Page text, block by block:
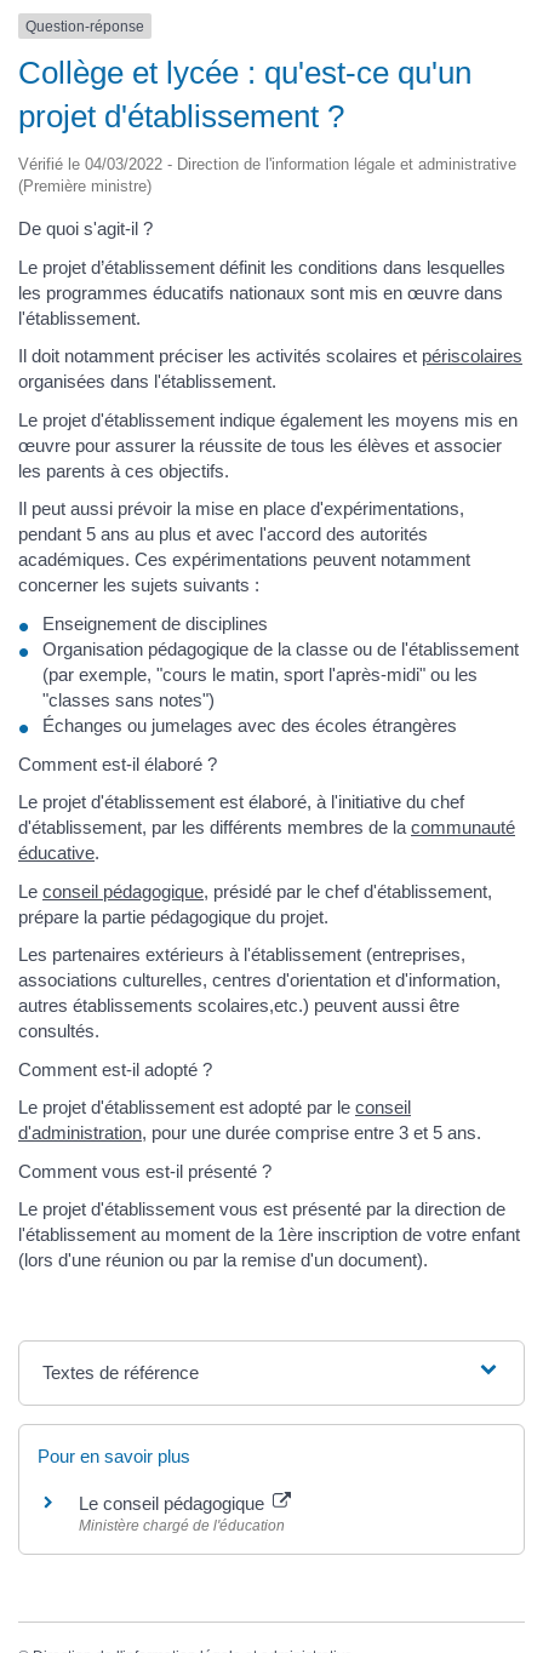
Question-réponse
Collège et lycée : qu'est-ce qu'un
projet d'établissement ?
Vérifié le 04/03/2022 - Direction de l'information légale et administrative
(Première ministre)
De quoi s'agit-il ?
Le projet d’établissement définit les conditions dans lesquelles
les programmes éducatifs nationaux sont mis en œuvre dans
l'établissement.
Il doit notamment préciser les activités scolaires et périscolaires
organisées dans l'établissement.
Le projet d'établissement indique également les moyens mis en
œuvre pour assurer la réussite de tous les élèves et associer
les parents à ces objectifs.
Il peut aussi prévoir la mise en place d'expérimentations,
pendant 5 ans au plus et avec l'accord des autorités
académiques. Ces expérimentations peuvent notamment
concerner les sujets suivants :
Enseignement de disciplines
Organisation pédagogique de la classe ou de l'établissement
(par exemple, "cours le matin, sport l'après-midi" ou les
"classes sans notes")
Échanges ou jumelages avec des écoles étrangères
Comment est-il élaboré ?
Le projet d'établissement est élaboré, à l'initiative du chef
d'établissement, par les différents membres de la communauté
éducative.
Le conseil pédagogique, présidé par le chef d'établissement,
prépare la partie pédagogique du projet.
Les partenaires extérieurs à l'établissement (entreprises,
associations culturelles, centres d'orientation et d'information,
autres établissements scolaires,etc.) peuvent aussi être
consultés.
Comment est-il adopté ?
Le projet d'établissement est adopté par le conseil
d'administration, pour une durée comprise entre 3 et 5 ans.
Comment vous est-il présenté ?
Le projet d'établissement vous est présenté par la direction de
l'établissement au moment de la 1ère inscription de votre enfant
(lors d'une réunion ou par la remise d'un document).
Textes de référence
Pour en savoir plus
Le conseil pédagogique
Ministère chargé de l'éducation